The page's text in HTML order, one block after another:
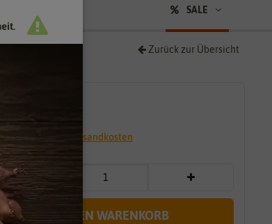
SALE
Zurück zur Übersicht
MwSt. zzgl. Versandkosten
IN DEN WARENKORB